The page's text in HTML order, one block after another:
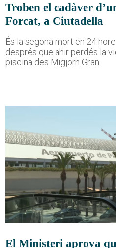
Troben el cadàver
Forcat, a Ciutadella
És la segona mort en 24
després que ahir perdés la
piscina des Migjorn Gran
El Ministeri aprova